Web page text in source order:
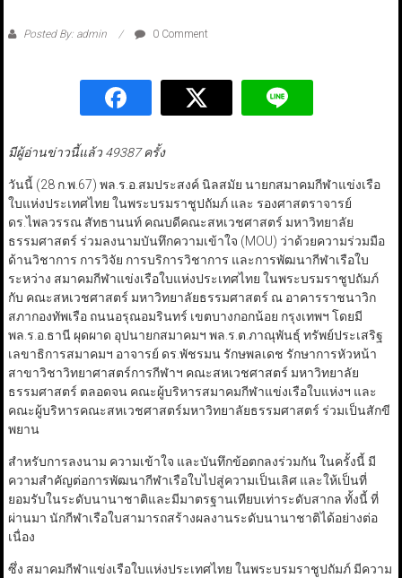
Posted By: admin 0 Comment
มีผู้อ่านข่าวนี้แล้ว 49387 ครั้ง
วันนี้ (28 ก.พ.67) พล.ร.อ.สมประสงค์ นิลสมัย นายกสมาคมกีฬาแข่งเรือ
ใบแห่งประเทศไทย ในพระบรมราชูปถัมภ์ และ รองศาสตราจารย์
ดร.ไพลวรรณ สัทธานนท์ คณบดีคณะสหเวชศาสตร์ มหาวิทยาลัย
ธรรมศาสตร์ ร่วมลงนามบันทึกความเข้าใจ (MOU) ว่าด้วยความร่วมมือ
ด้านวิชาการ การวิจัย การบริการวิชาการ และการพัฒนากีฬาเรือใบ
ระหว่าง สมาคมกีฬาแข่งเรือใบแห่งประเทศไทย ในพระบรมราชูปถัมภ์
กับ คณะสหเวชศาสตร์ มหาวิทยาลัยธรรมศาสตร์ ณ อาคารราชนาวิก
สภากองทัพเรือ ถนนอรุณอมรินทร์ เขตบางกอกน้อย กรุงเทพฯ โดยมี
พล.ร.อ.ธานี ผุดผาด อุปนายกสมาคมฯ พล.ร.ต.ภาณุพันธุ์ ทรัพย์ประเสริฐ
เลขาธิการสมาคมฯ อาจารย์ ดร.พัชรมน รักษพลเดช รักษาการหัวหน้า
สาขาวิชาวิทยาศาสตร์การกีฬาฯ คณะสหเวชศาสตร์ มหาวิทยาลัย
ธรรมศาสตร์ ตลอดจน คณะผู้บริหารสมาคมกีฬาแข่งเรือใบแห่งฯ และ
คณะผู้บริหารคณะสหเวชศาสตร์มหาวิทยาลัยธรรมศาสตร์ ร่วมเป็นสักขี
พยาน
สำหรับการลงนาม ความเข้าใจ และบันทึกข้อตกลงร่วมกัน ในครั้งนี้ มี
ความสำคัญต่อการพัฒนากีฬาเรือใบไปสู่ความเป็นเลิศ และให้เป็นที่
ยอมรับในระดับนานาชาติและมีมาตรฐานเทียบเท่าระดับสากล ทั้งนี้ ที่
ผ่านมา นักกีฬาเรือใบสามารถสร้างผลงานระดับนานาชาติได้อย่างต่อ
เนื่อง
ซึ่ง สมาคมกีฬาแข่งเรือใบแห่งประเทศไทย ในพระบรมราชูปถัมภ์ มีความ